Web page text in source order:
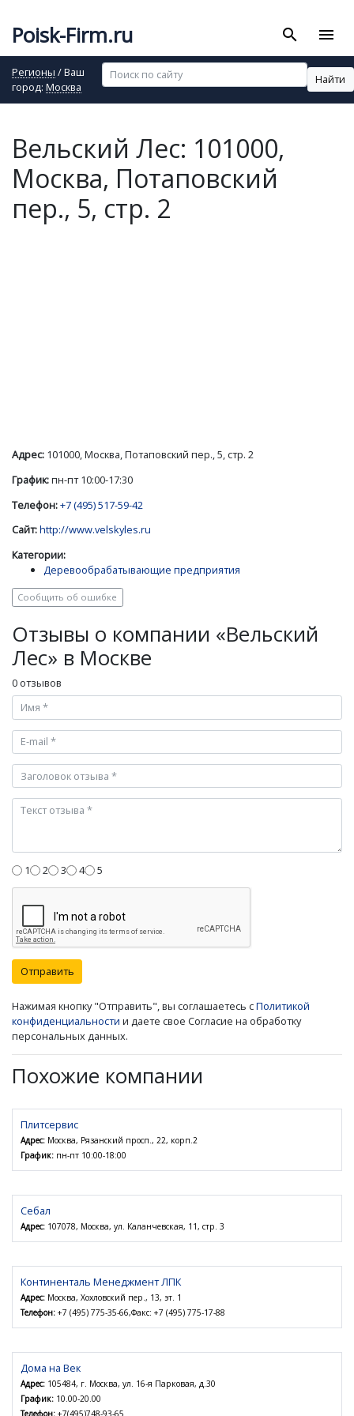
Poisk-Firm.ru search menu
Регионы / Ваш
город: Москва
Найти
Вельский Лес: 101000,
Москва, Потаповский
пер., 5, стр. 2
Адрес: 101000, Москва, Потаповский пер., 5, стр. 2
График:пн-пт 10:00-17:30
Телефон:+7 (495) 517-59-42
Сайт:http://www.velskyles.ru
Категории:
Деревообрабатывающие предприятия
Сообщить об ошибке
Отзывы о компании «Вельский
Лес» в Москве
0 отзывов
1 2 3 4 5
Отправить
Нажимая кнопку "Отправить", вы соглашаетесь сПолитикой
конфиденциальности и даете свое Согласие на обработку
персональных данных.
Похожие компании
Плитсервис
Адрес: Москва, Рязанский просп., 22, корп.2
График: пн-пт 10:00-18:00
Себал
Адрес: 107078, Москва, ул. Каланчевская, 11, стр. 3
Континенталь Менеджмент ЛПК
Адрес: Москва, Хохловский пер., 13, эт. 1
Телефон: +7 (495) 775-35-66,Факс: +7 (495) 775-17-88
Дома на Век
Адрес: 105484, г. Москва, ул. 16-я Парковая, д.30
График: 10.00-20.00
Телефон: +7(495)748-93-65